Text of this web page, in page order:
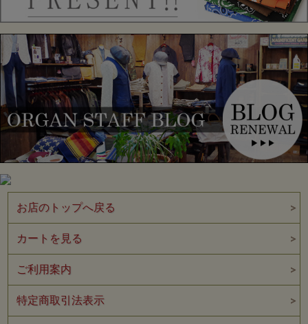
お店のトップへ戻る
カートを見る
ご利用案内
特定商取引法表示